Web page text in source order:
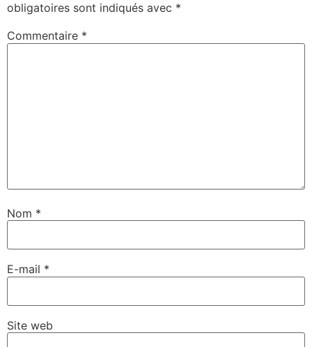
obligatoires sont indiqués avec *
Commentaire *
Nom *
E-mail *
Site web